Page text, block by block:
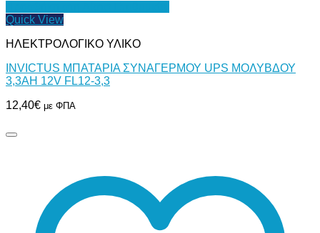
Quick View
ΗΛΕΚΤΡΟΛΟΓΙΚΟ ΥΛΙΚΟ
INVICTUS ΜΠΑΤΑΡΙΑ ΣΥΝΑΓΕΡΜΟΥ UPS ΜΟΛΥΒΔΟΥ
3,3AH 12V FL12-3,3
12,40€ με ΦΠΑ